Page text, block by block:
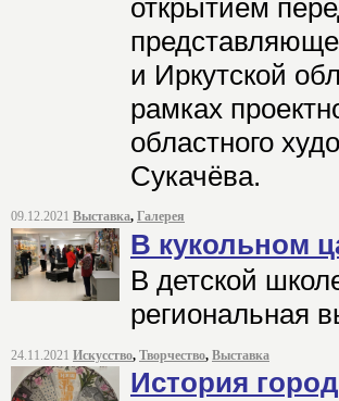
открытием
и Иркутской
рамках
областного
Сукачёва.
09.12.2021 Выставка, Галерея
В кукольном
В детской
региональная
24.11.2021 Искусство, Творчество, Выставка
История